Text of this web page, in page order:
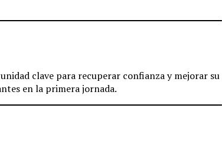
clave para recuperar confianza y mejorar su
en la primera jornada.